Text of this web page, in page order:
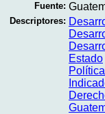
Fuente:
Descriptores:
Estado